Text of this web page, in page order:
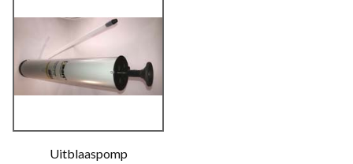
Uitblaaspomp